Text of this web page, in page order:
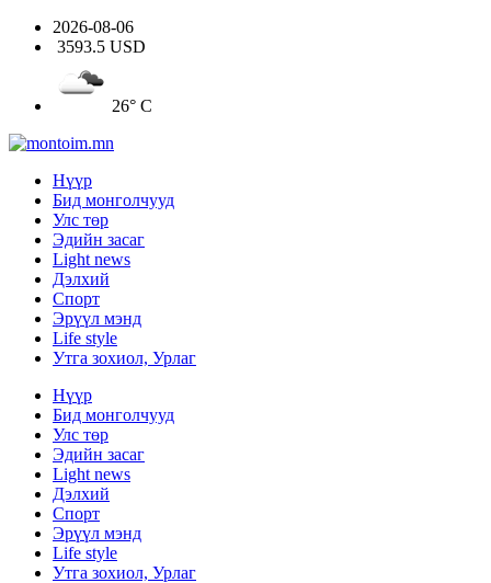
2026-08-06
3593.5 USD
26° C
Нүүр
Бид монголчууд
Улс төр
Эдийн засаг
Light news
Дэлхий
Спорт
Эрүүл мэнд
Life style
Утга зохиол, Урлаг
Нүүр
Бид монголчууд
Улс төр
Эдийн засаг
Light news
Дэлхий
Спорт
Эрүүл мэнд
Life style
Утга зохиол, Урлаг